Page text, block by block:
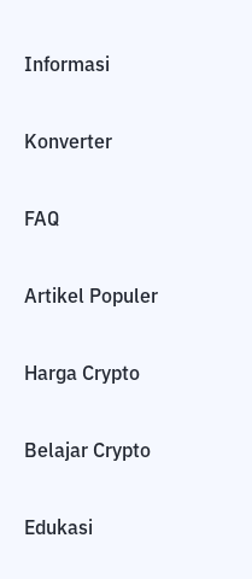
Informasi
Konverter
FAQ
Artikel Populer
Harga Crypto
Belajar Crypto
Edukasi